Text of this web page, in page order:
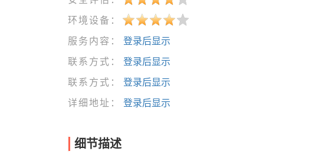
环境设备：
服务内容：
登录后显示
联系方式：
登录后显示
联系方式：
登录后显示
详细地址：
登录后显示
细节描述